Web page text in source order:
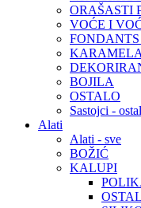
ORAŠASTI
VOĆE I
KARAMELA
BOJILA
OSTALO
Sastojci -
Alati
Alati - sve
BOŽIĆ
KALUPI